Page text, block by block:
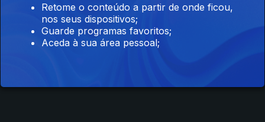
Disponível para iOS, Android, Apple TV, Android TV e
CarPlay
Retome o conteúdo a partir de onde ficou,
nos seus dispositivos;
Guarde programas favoritos;
Aceda à sua área pessoal;